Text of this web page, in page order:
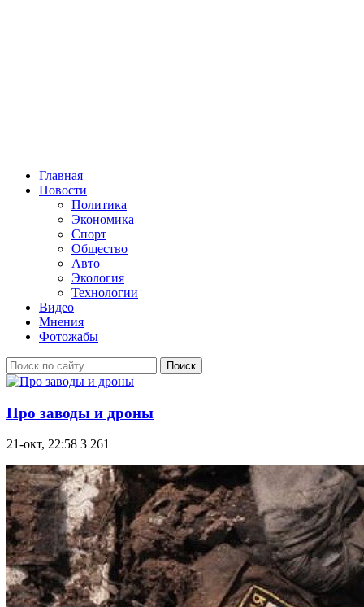
Главная
Новости
Политика
Экономика
Спорт
Общество
Авто
Экология
Технологии
Видео
Мнения
Фотожабы
Поиск
Про заводы и дроны
21-окт, 22:58 3 261